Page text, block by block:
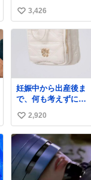
サくて本当に凄い。
https://t.co/LemyLG
yVkR
い
い
3,426
妊娠中から出産後ま
で、何も考えずにサ
ッと持って行けるよ
うなショルダーバッ
グが欲しいな〜と思
っていたのだけど
snidelでめちゃくち
ゃピッタリなものを
見つけたので買っ
い
い
ね
数
2,920